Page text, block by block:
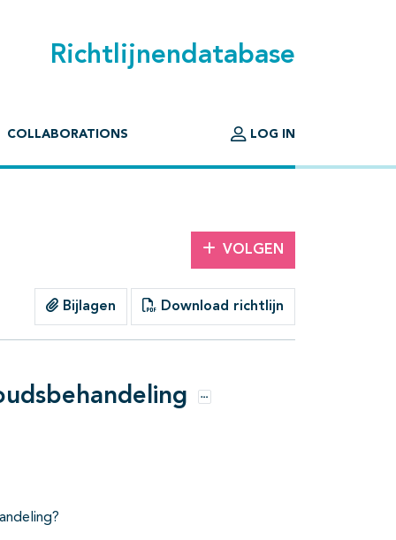
Richtlijnendatabase
COLLABORATIONS LOG IN
VOLGEN
Bijlagen Download richtlijn
Opties